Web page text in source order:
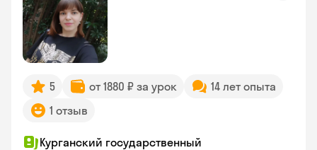
5 от 1880 ₽ за урок
14 лет опыта
1 отзыв
Курганский государственный